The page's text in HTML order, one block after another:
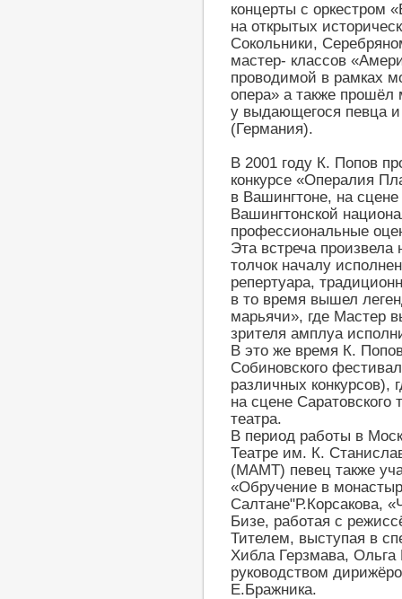
концерты с оркестром
на открытых
Сокольники,
мастер- классов
проводимой в рамках
опера» а также прошёл
у выдающегося певца
(Германия).
В 2001 году К. Попов
конкурсе «Опералия
в Вашингтоне, на
Вашингтонской
профессиональные
Эта встреча произвела
толчок началу
репертуара,
в то время вышел
марьячи», где Мастер
зрителя амплуа
В это же время К.
Собиновского
различных конкурсов),
на сцене Саратовского
театра.
В период работы в
Театре им. К.
(МАМТ) певец также
«Обручение в
Салтане"Р.Корсакова,
Бизе, работая с
Тителем, выступая в
Хибла Герзмава, Ольга
руководством
Е.Бражника.